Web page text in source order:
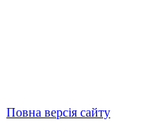
Повна версія сайту